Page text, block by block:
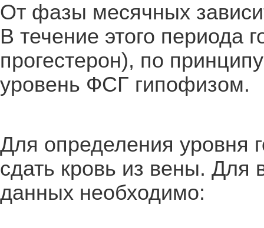
От фазы месячных
В течение этого периода
прогестерон), по
уровень ФСГ гипофизом.
Для определения уровня
сдать кровь из вены. Для
данных необходимо: